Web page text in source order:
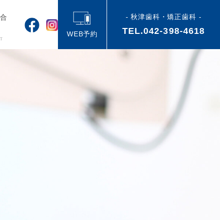
WEB予約
- 秋津歯科・矯正歯科 -
TEL.042-398-4618